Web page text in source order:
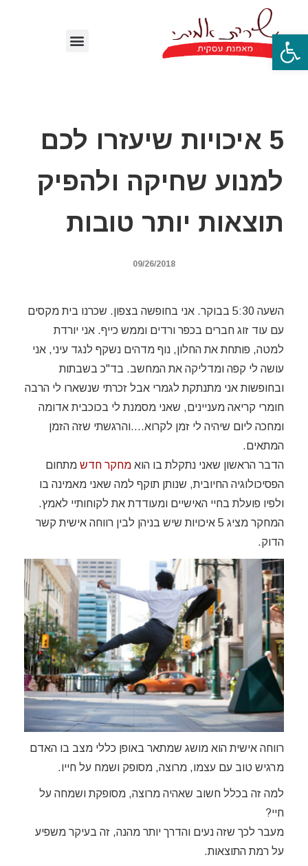
פתח סרגל נגישות
5 איכויות שיעזרו לכם
למנוע שחיקה ולהפיק
תוצאות יותר טובות
09/26/2018
השעה 5:30 בבוקר. אני בחופשה בצפון. שכרנו בית מקסים
עם עוד זוג חברים בכפר ורדים וממש כייף. אני יורדת
למטה, פותחת את החלון, נוף מדהים נשקף לנגד עיני, אני
עושה לי קפה ומדליקה את המחשב. בד"כ בשבתות
ובחופשות אני מתנתקת לגמרי אבל זכרתי שנשארו לי הרבה
חומרי קריאה מעניינים, שאני מסמנת לי בכוכבית אדומה
ומחכה ליום שיהיה לי זמן לקרוא….והרגשתי שזה הזמן
המתאים.
הדבר הראשון שאני נתקלת בו הוא מחקר חדש מתחום
הפסיכולוגיה החיובית, שנותן תוקף למה שאני מאמינה בו
ולפיו פועלת בחיי האישיים ומעודדת את לקוחותיי לאמץ.
המחקר מציג 5 איכויות שיש בניהן לבין רווחה אישית קשר
הדוק.
רווחה אישית הוא מושג שמתאר באופן כללי מצב בו האדם
מרגיש טוב עם עצמו, מרוצה, מסופק ושמח על חייו.
למה זה בכלל חשוב שאהיה מרוצה, מסופקת ושמחה על
חיי?
מעבר לכך שזה נעים והדרך יותר מהנה, זה בעיקר משפיע
על רמת התוצאות.